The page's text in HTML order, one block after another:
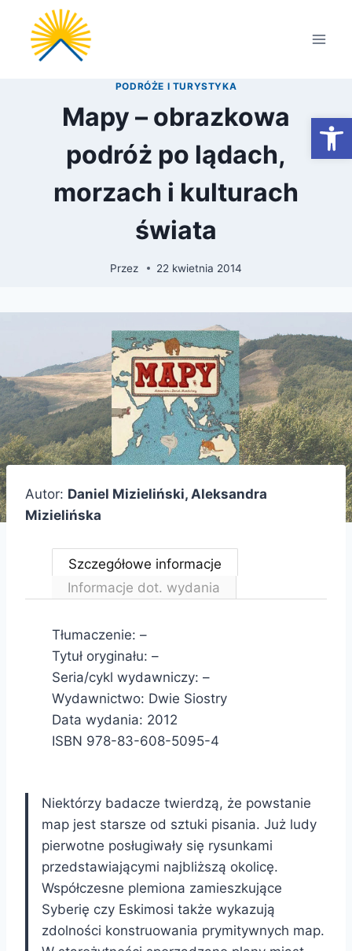
Przejdź
treści
PODRÓŻE I TURYSTYKA
Mapy – obrazkowa
podróż po lądach,
morzach i kulturach
świata
Przez 22 kwietnia 2014
Autor: Daniel Mizieliński, Aleksandra
Mizielińska
Szczegółowe informacje
Informacje dot. wydania
Tłumaczenie: –
Tytuł oryginału: –
Seria/cykl wydawniczy: –
Wydawnictwo: Dwie Siostry
Data wydania: 2012
ISBN 978-83-608-5095-4
Niektórzy badacze twierdzą, że powstanie
map jest starsze od sztuki pisania. Już ludy
pierwotne posługiwały się rysunkami
przedstawiającymi najbliższą okolicę.
Współczesne plemiona zamieszkujące
Syberię czy Eskimosi także wykazują
zdolności konstruowania prymitywnych map.